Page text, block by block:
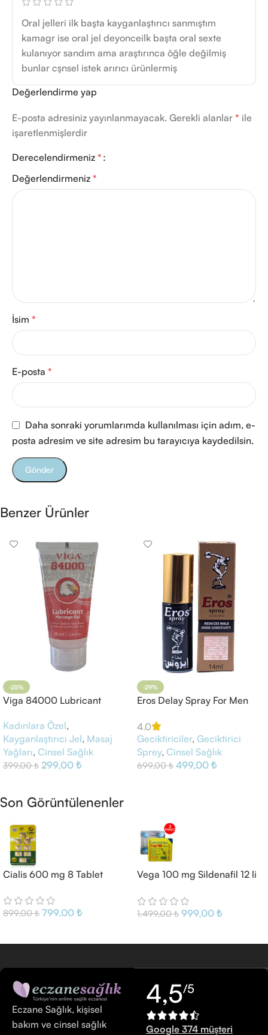
Oral jelleri ilk başta kayganlaştırıcı sanmıştım
kamagr ise oral jel deyonceilk başta oral sexte
kulanıyor sandım ama araştırınca öğle değilmiş
bunlar cşnsel istek arırıcı ürünlermiş
Değerlendirme yap
E-posta adresiniz yayınlanmayacak. Gerekli alanlar * ile
işaretlenmişlerdir
Derecelendirmeniz *
Değerlendirmeniz *
İsim *
E-posta *
Daha sonraki yorumlarımda kullanılması için adım, e-
posta adresim ve site adresim bu tarayıcıya kaydedilsin.
Benzer Ürünler
-25%
Viga 84000 Lubricant
Kadınlara Özel,
Kayganlaştırıcı Jel, Masaj
Yağları, Cinsel Sağlık
399,00₺ 299,00 ₺
-29%
Eros Delay Spray For Men
4.0
Geciktiriciler, Geciktirici
Sprey, Cinsel Sağlık
699,00₺ 499,00 ₺
Son Görüntülenenler
Cialis 600 mg 8 Tablet
899,00₺ 799,00 ₺
Vega 100 mg Sildenafil 12 li
1.499,00₺ 999,00 ₺
Eczane Sağlık, kişisel
bakım ve cinsel sağlık
4,5/5
Google 374 müşteri